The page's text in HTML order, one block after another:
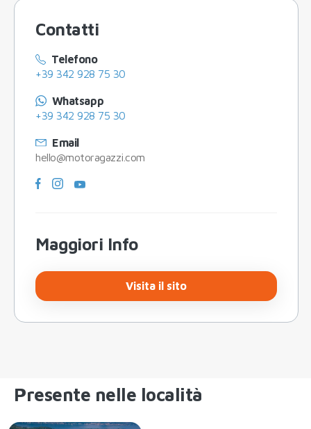
Contatti
Telefono
+39 342 928 75 30
Whatsapp
+39 342 928 75 30
Email
hello@motoragazzi.com
Maggiori Info
Visita il sito
Presente nelle località